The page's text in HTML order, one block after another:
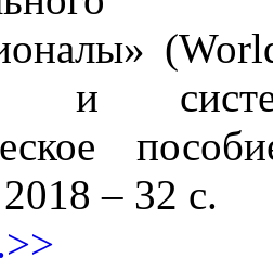
и
– 32 с.